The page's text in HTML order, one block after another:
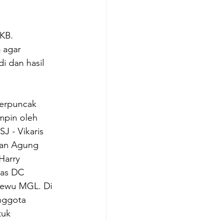
agar
dan hasil
oleh
- Vikaris
Agung
DC
MGL. Di